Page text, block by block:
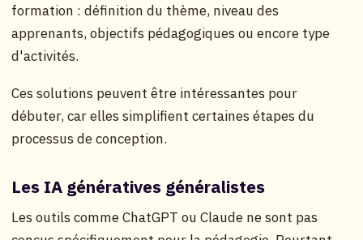
formation : définition du thème, niveau des
apprenants, objectifs pédagogiques ou encore type
d'activités.
Ces solutions peuvent être intéressantes pour
débuter, car elles simplifient certaines étapes du
processus de conception.
Les IA génératives généralistes
Les outils comme ChatGPT ou Claude ne sont pas